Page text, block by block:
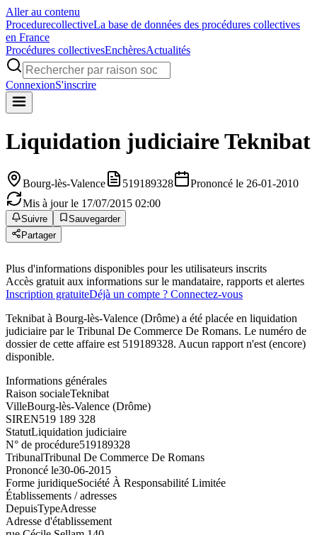
Aller au contenu
ProcedurecollectiveLa base de données des procédures collectives
en France
Procédures collectivesEnchèresActualités
ConnexionS'inscrire
Liquidation judiciaireTeknibat
Bourg-lès-Valence 519189328
Prononcé le 26-01-2010
Mis à jour le 17/07/2015 02:00
Suivre
Sauvegarder
Partager
Plus d'informations disponibles pour les utilisateurs inscrits
Accès gratuit aux informations sur le mandataire, rapports et alertes
Inscription gratuiteDéjà un compte ? Connectez-vous
Teknibat à Bourg-lès-Valence (Drôme) a été placée en liquidation
judiciaire par le Tribunal De Commerce De Romans. Le numéro de
dossier de cette affaire est 519189328. Aucun rapport n'est (encore)
disponible.
Informations générales
Raison socialeTeknibat
VilleBourg-lès-Valence (Drôme)
SIREN519 189 328
StatutLiquidation judiciaire
N° de procédure519189328
TribunalTribunal De Commerce De Romans
Prononcé le30-06-2015
Forme juridiqueSociété À Responsabilité Limitée
Établissements / adresses
DepuisTypeAdresse
Adresse d'établissement